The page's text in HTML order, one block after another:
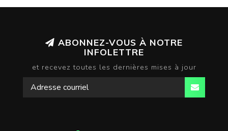
ABONNEZ-VOUS À NOTRE
INFOLETTRE
et recevez toutes les dernières mises à jour